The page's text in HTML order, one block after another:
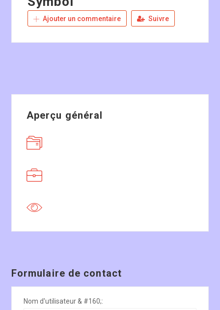
Ajouter un commentaire Suivre
Aperçu général
Formulaire de contact
Nom d'utilisateur & #160;: